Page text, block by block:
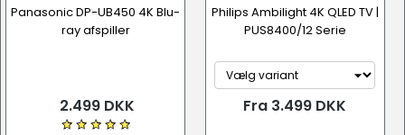
Panasonic DP-UB450 4K Blu-
ray afspiller
2.499 DKK
Philips Ambilight 4K QLED TV |
PUS8400/12 Serie
Fra 3.499 DKK